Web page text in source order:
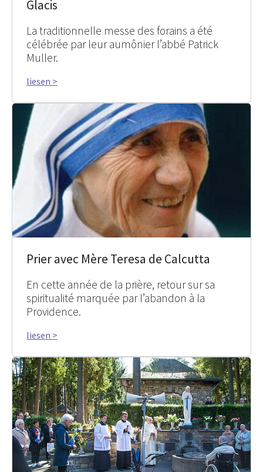
Glacis
La traditionnelle messe des forains a été
célébrée par leur aumônier l’abbé Patrick
Muller.
liesen >
Prier avec Mère Teresa de Calcutta
En cette année de la prière, retour sur sa
spiritualité marquée par l’abandon à la
Providence.
liesen >